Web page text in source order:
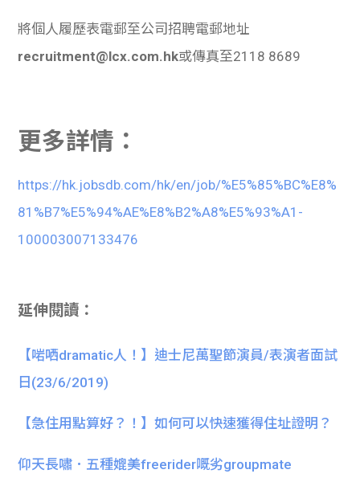
將個人履歷表電郵至公司招聘電郵地址
recruitment@lcx.com.hk或傳真至2118 8689
更多詳情：
https://hk.jobsdb.com/hk/en/job/%E5%85%BC%E8%
81%B7%E5%94%AE%E8%B2%A8%E5%93%A1-
100003007133476
延伸閱讀：
【啱哂dramatic人！】迪士尼萬聖節演員/表演者面試
日(23/6/2019)
【急住用點算好？！】如何可以快速獲得住址證明？
仰天長嘯．五種媲美freerider嘅劣groupmate